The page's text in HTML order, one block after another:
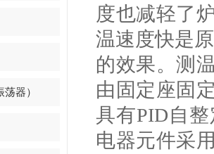
器）
度也减轻了
温速度快是
的效果。测
由固定座固
具有PID自
电器元件采